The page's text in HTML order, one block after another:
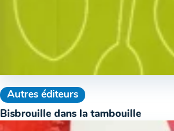
Autres éditeurs
Bisbrouille dans la tambouille